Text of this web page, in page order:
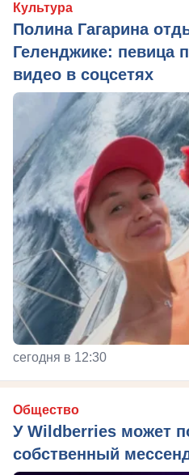
Культура
Полина Гагарина
Геленджике: певица
видео в соцсетях
сегодня в 12:30
Общество
У Wildberries может
собственный